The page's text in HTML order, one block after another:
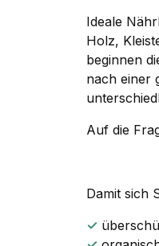
Ideale
Holz,
beginnen
nach einer
Auf die
Damit sich
✓